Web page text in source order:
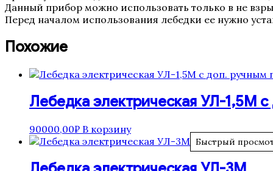
Данный прибор можно использовать только в не
Перед началом использования лебедки ее нужно
Похожие
Лебедка электрическая УЛ-1,5М
90000,00₽ В корзину
Быстрый